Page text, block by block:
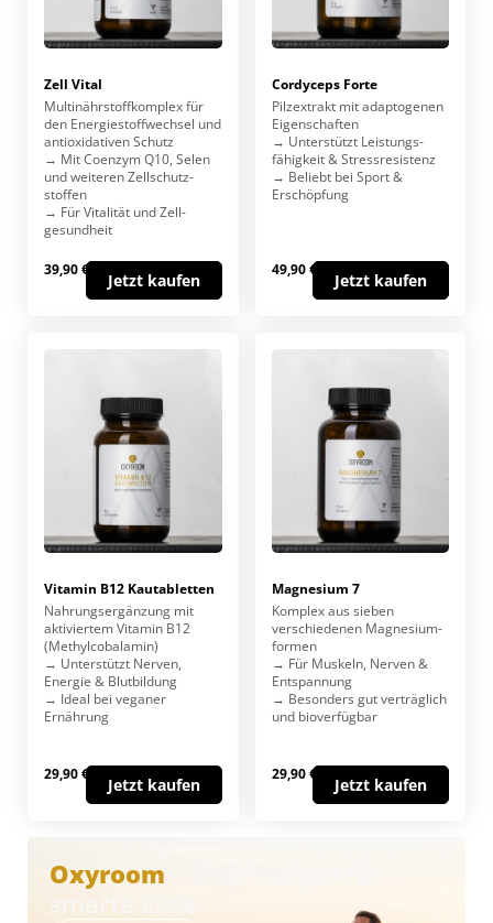
Zell Vital
Multinährstoff­komplex für
den Energie­stoffwechsel und
anti­oxidativen Schutz
→ Mit Coenzym Q10, Selen
und weiteren Zellschutz­
stoffen
→ Für Vitalität und Zell­
gesundheit
39,90 €
Jetzt kaufen
Cordyceps Forte
Pilzextrakt mit adaptogenen
Eigenschaften
→ Unterstützt Leistungs­
fähigkeit & Stress­resistenz
→ Beliebt bei Sport &
Erschöpfung
49,90 €
Jetzt kaufen
Vitamin B12 Kautabletten
Nahrungs­ergänzung mit
aktiviertem Vitamin B12
(Methylcobalamin)
→ Unterstützt Nerven,
Energie & Blutbildung
→ Ideal bei veganer
Ernährung
29,90 €
Jetzt kaufen
Magnesium 7
Komplex aus sieben
verschiedenen Magnesium­
formen
→ Für Muskeln, Nerven &
Entspannung
→ Besonders gut verträglich
und bioverfügbar
29,90 €
Jetzt kaufen
Oxyroom
smarte Ziele.